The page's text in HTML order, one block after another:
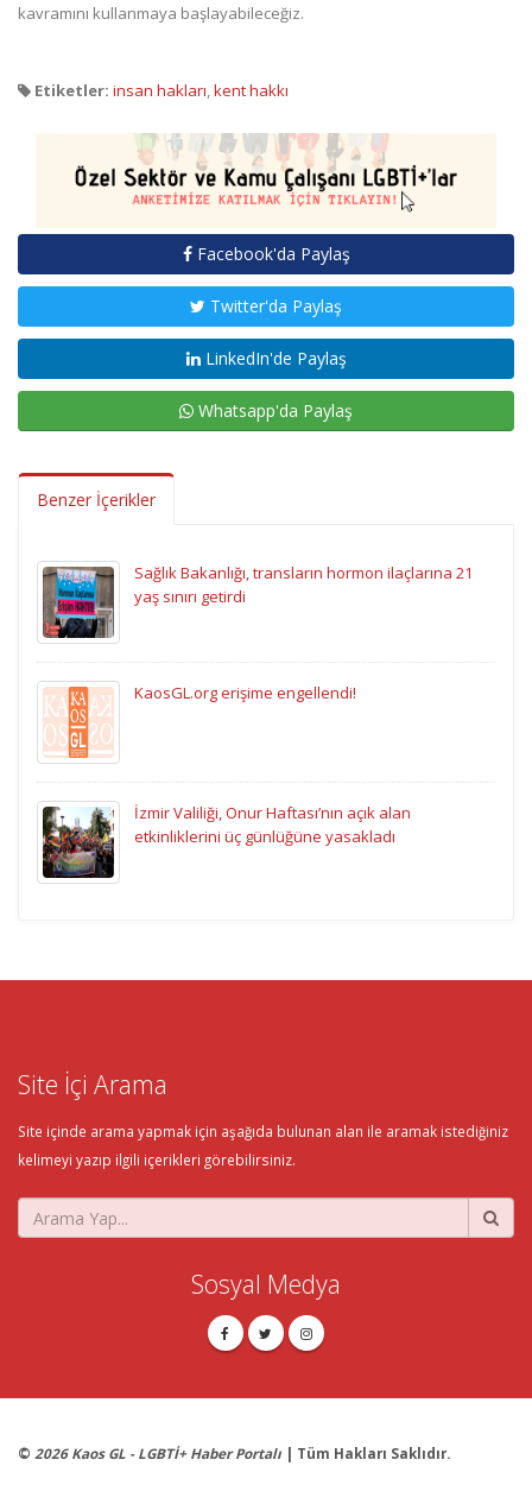
kavramını kullanmaya başlayabileceğiz.
Etiketler: insan hakları,kent hakkı
Facebook'da Paylaş
Twitter'da Paylaş
LinkedIn'de Paylaş
Whatsapp'da Paylaş
Benzer İçerikler
Sağlık Bakanlığı, transların hormon ilaçlarına 21
yaş sınırı getirdi
KaosGL.org erişime engellendi!
İzmir Valiliği, Onur Haftası’nın açık alan
etkinliklerini üç günlüğüne yasakladı
Site İçi Arama
Site içinde arama yapmak için aşağıda bulunan alan ile aramak istediğiniz
kelimeyi yazıp ilgili içerikleri görebilirsiniz.
Sosyal Medya
© 2026 Kaos GL - LGBTİ+ Haber Portalı | Tüm Hakları Saklıdır.